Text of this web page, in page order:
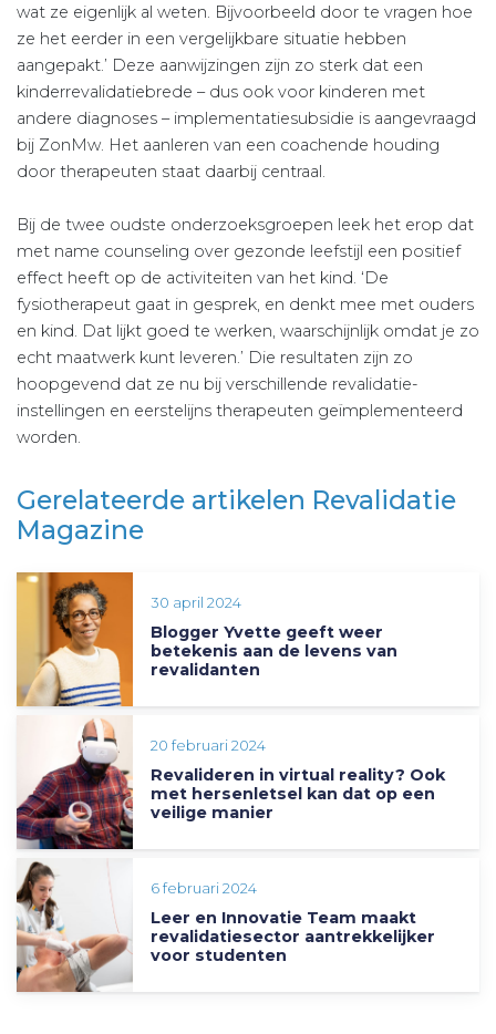
wat ze eigenlijk al weten. Bijvoorbeeld door te vragen hoe
ze het eerder in een vergelijkbare situatie hebben
aangepakt.’ Deze aanwijzingen zijn zo sterk dat een
kinderrevalidatiebrede – dus ook voor kinderen met
andere diagnoses – implementatiesubsidie is aangevraagd
bij ZonMw. Het aanleren van een coachende houding
door therapeuten staat daarbij centraal.
Bij de twee oudste onderzoeksgroepen leek het erop dat
met name counseling over gezonde leefstijl een positief
effect heeft op de activiteiten van het kind. ‘De
fysiotherapeut gaat in gesprek, en denkt mee met ouders
en kind. Dat lijkt goed te werken, waarschijnlijk omdat je zo
echt maatwerk kunt leveren.’ Die resultaten zijn zo
hoopgevend dat ze nu bij verschillende revalidatie-
instellingen en eerstelijns therapeuten geïmplementeerd
worden.
Gerelateerde artikelen Revalidatie
Magazine
30 april 2024
Blogger Yvette geeft weer
betekenis aan de levens van
revalidanten
20 februari 2024
Revalideren in virtual reality? Ook
met hersenletsel kan dat op een
veilige manier
6 februari 2024
Leer en Innovatie Team maakt
revalidatiesector aantrekkelijker
voor studenten